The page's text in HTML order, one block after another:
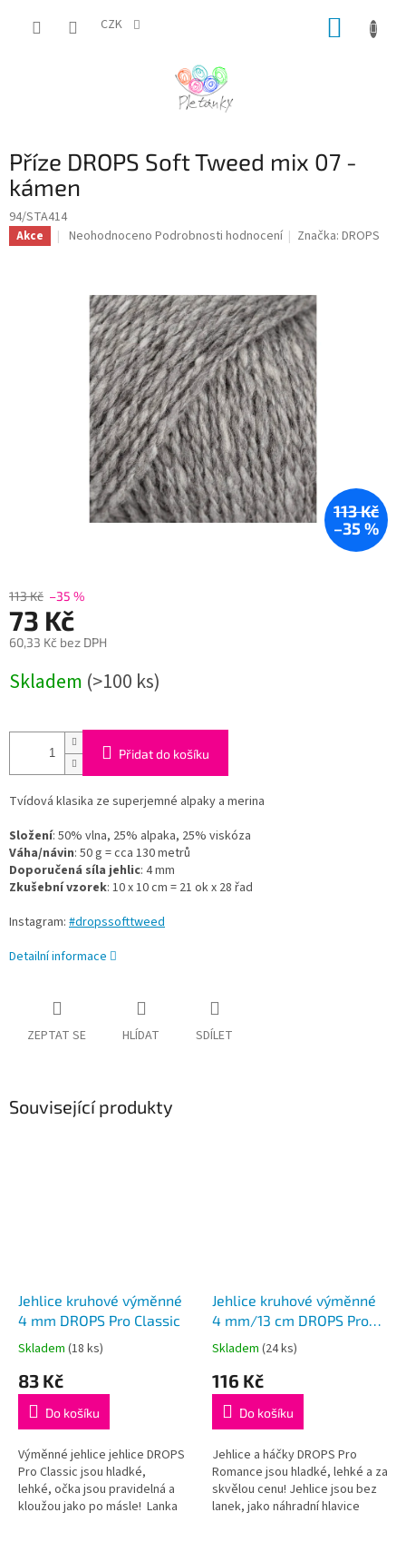
CZK
Příze DROPS Soft Tweed mix 07 -
kámen
94/STA414
Akce
Průměrné
hvězdiček.
Neohodnoceno Podrobnosti hodnocení Značka:DROPS
113 Kč
–35 %
113 Kč –35 %
73 Kč
60,33 Kč bez DPH
cena:
Skladem (>100 ks)
Přidat do košíku
Tvídová klasika ze superjemné alpaky a merina
Složení: 50% vlna, 25% alpaka, 25% viskóza
Váha/návin: 50 g = cca 130 metrů
Doporučená síla jehlic: 4 mm
Zkušební vzorek: 10 x 10 cm = 21 ok x 28 řad
Instagram: #dropssofttweed
Detailní informace
ZEPTAT SE HLÍDAT SDÍLET
Související produkty
Jehlice kruhové výměnné
4 mm DROPS Pro Classic
Průměrné
produktu
5,0
5
hvězdiček.
Skladem (18 ks)
83 Kč
Do košíku
Výměnné jehlice jehlice DROPS
Pro Classic jsou hladké,
lehké, očka jsou pravidelná a
kloužou jako po másle! Lanka
Jehlice kruhové výměnné
4 mm/13 cm DROPS Pro
Romance (Birch)
Průměrné
produktu
5,0
5
hvězdiček.
Skladem (24 ks)
116 Kč
Do košíku
Jehlice a háčky DROPS Pro
Romance jsou hladké, lehké a za
skvělou cenu! Jehlice jsou bez
lanek, jako náhradní hlavice